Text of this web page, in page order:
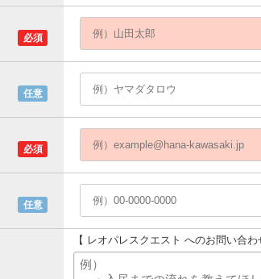
必須
任意
必須
任意
【 レオパレスクエスト へのお問い合わ